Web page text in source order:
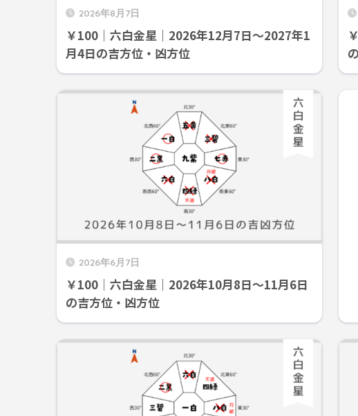
2026年8月7日
￥100｜六白金星｜2026年12月7日～2027年1
月4日の吉方位・凶方位
2026年6月7日
￥100｜六白金星｜2026年10月8日～11月6日
の吉方位・凶方位